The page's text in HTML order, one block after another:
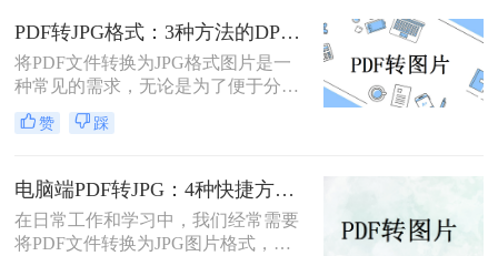
把PDF转成图片都是一项必备技能。
本文将详细介绍4种实用的转换方
法，帮助您快速掌握这项技能。
PDF转JPG格式：3种方法的DPI设置和清晰度调节技巧！
将PDF文件转换为JPG格式图片是一
种常见的需求，无论是为了便于分
享、编辑还是其他用途。那么PDF转
jpg格式图片怎么弄呢？本文将介绍一
赞 踩
电脑端PDF转JPG：4种快捷方法的操作步骤和常见格式问题！
在日常工作和学习中，我们经常需要
将PDF文件转换为JPG图片格式，以